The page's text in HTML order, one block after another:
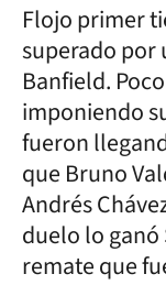
Flojo primer
superado por
Banfield.
imponiendo
fueron
que Bruno
Andrés
duelo lo
remate que